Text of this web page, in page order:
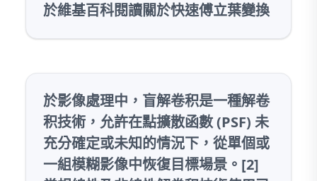
於維基百科閱讀關於快速傅立葉變換
於影像處理中，盲解卷积是一種解卷
积技術，允許在點擴散函數 (PSF) 未
充分確定或未知的情況下，從單個或
一組模糊影像中恢復目標場景。[2]